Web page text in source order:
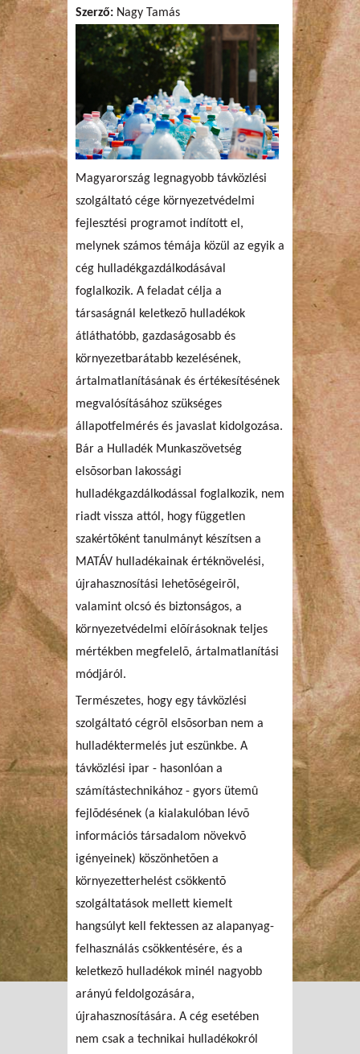
Szerző: Nagy Tamás
Magyarország legnagyobb távközlési
szolgáltató cége környezetvédelmi
fejlesztési programot indított el,
melynek számos témája közül az egyik a
cég hulladékgazdálkodásával
foglalkozik. A feladat célja a
társaságnál keletkezõ hulladékok
átláthatóbb, gazdaságosabb és
környezetbarátabb kezelésének,
ártalmatlanításának és értékesítésének
megvalósításához szükséges
állapotfelmérés és javaslat kidolgozása.
Bár a Hulladék Munkaszövetség
elsõsorban lakossági
hulladékgazdálkodással foglalkozik, nem
riadt vissza attól, hogy független
szakértõként tanulmányt készítsen a
MATÁV hulladékainak értéknövelési,
újrahasznosítási lehetõségeirõl,
valamint olcsó és biztonságos, a
környezetvédelmi elõírásoknak teljes
mértékben megfelelõ, ártalmatlanítási
módjáról.
Természetes, hogy egy távközlési
szolgáltató cégrõl elsõsorban nem a
hulladéktermelés jut eszünkbe. A
távközlési ipar - hasonlóan a
számítástechnikához - gyors ütemû
fejlõdésének (a kialakulóban lévõ
információs társadalom növekvõ
igényeinek) köszönhetõen a
környezetterhelést csökkentõ
szolgáltatások mellett kiemelt
hangsúlyt kell fektessen az alapanyag-
felhasználás csökkentésére, és a
keletkezõ hulladékok minél nagyobb
arányú feldolgozására,
újrahasznosítására. A cég esetében
nem csak a technikai hulladékokról